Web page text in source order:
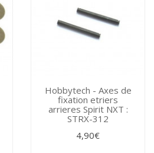
Hobbytech - Axes de
fixation etriers
arrieres Spirit NXT :
STRX-312
4,90€